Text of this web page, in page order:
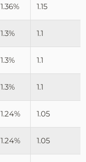
1.36% 1.15
1.3% 1.1
1.3% 1.1
1.3% 1.1
1.24% 1.05
1.24% 1.05